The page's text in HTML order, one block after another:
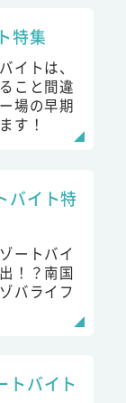
特集
イトは、
こと間違
場の早期
す！
バイト特
ートバイ
！？南国
バライフ
トバイト